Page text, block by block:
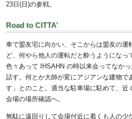
23日(日)の参戦。
Road to CITTA’
車で盟友宅に向かい、そこからは盟友の
ど、何やら他人の運転だと酔うようになっ
色々あって IHSAHN の時以来会ってなか
話す。何とか大師が変にアジアンな建物
す」とのこと。適当な駐車場に駐めて、近
会場の場所確認へ。
無駄に遠回りして会場付近に着くも人の少